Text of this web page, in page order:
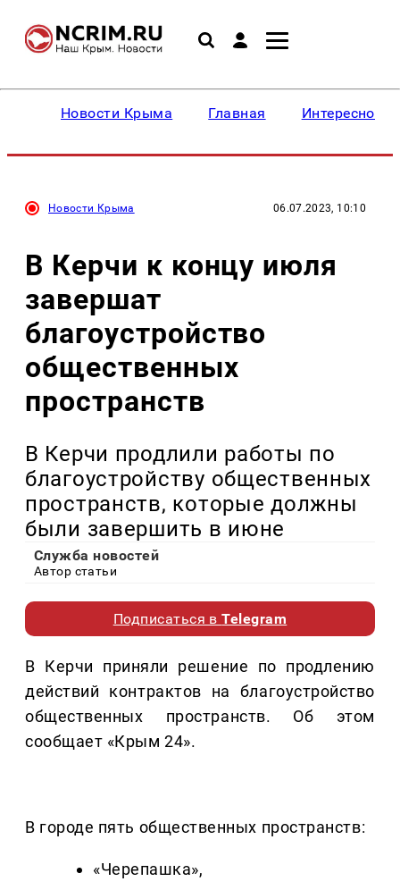
Новости Крыма Главная Интересное
Новости Крыма 06.07.2023, 10:10
В Керчи к концу июля
завершат
благоустройство
общественных
пространств
В Керчи продлили работы по
благоустройству общественных
пространств, которые должны
были завершить в июне
Служба новостей
Автор статьи
Подписаться вTelegram
В Керчи приняли решение по продлению
действий контрактов на благоустройство
общественных пространств. Об этом
сообщает «Крым 24».
В городе пять общественных пространств:
«Черепашка»,